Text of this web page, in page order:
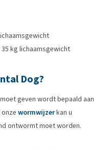
kg lichaamsgewicht
Dog?
geven wordt bepaald aan
wormwijzerkan u
ontwormt moet worden.